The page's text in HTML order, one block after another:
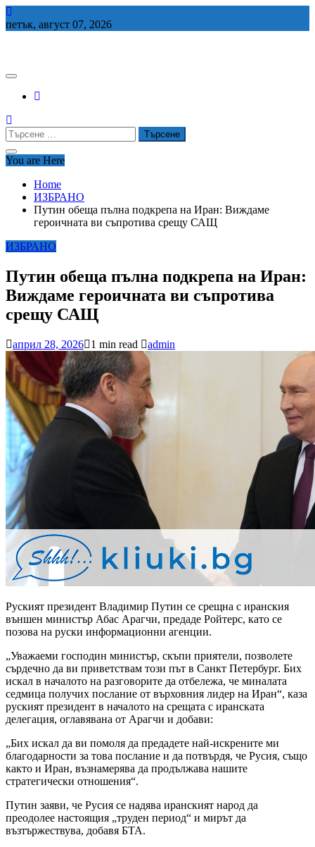
Skip
to
петък, август 07, 2026
Търсене
за:
You are Here
Home
ИЗБРАНО
Путин обеща пълна подкрепа на Иран: Виждаме
героичната ви съпротива срещу САЩ
ИЗБРАНО
Путин обеща пълна подкрепа на Иран:
Виждаме героичната ви съпротива
срещу САЩ
април 28, 2026 1 min read admin
Руският президент Владимир Путин се срещна с иранския
външен министър Абас Арагчи, предаде Ройтерс, като се
позова на руски информационни агенции.
„Уважаеми господин министър, скъпи приятели, позволете
сърдечно да ви приветствам този път в Санкт Петербург. Бих
искал в началото на разговорите да отбележа, че миналата
седмица получих послание от върховния лидер на Иран“, каза
руският президент в началото на срещата с иранската
делегация, оглавявана от Арагчи и добави:
„Бих искал да ви помоля да предадете най-искрените ми
благодарности за това послание и да потвърдя, че Русия, също
както и Иран, възнамерява да продължава нашите
стратегически отношения“.
Путин заяви, че Русия се надява иранският народ да
преодолее настоящия „труден период“ и мирът да
възтържествува, добавя БТА.